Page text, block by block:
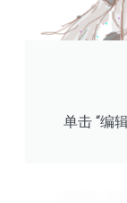
单击 “编